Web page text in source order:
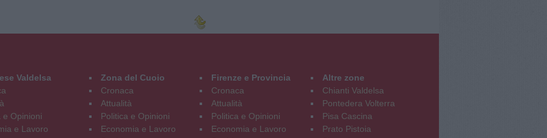
Valdelsa
e Opinioni
e Lavoro
Zona del Cuoio
Cronaca
Attualità
Politica e Opinioni
Economia e Lavoro
Firenze e Provincia
Cronaca
Attualità
Politica e Opinioni
Economia e Lavoro
Altre zone
Chianti Valdelsa
Pontedera Volterra
Pisa Cascina
Prato Pistoia